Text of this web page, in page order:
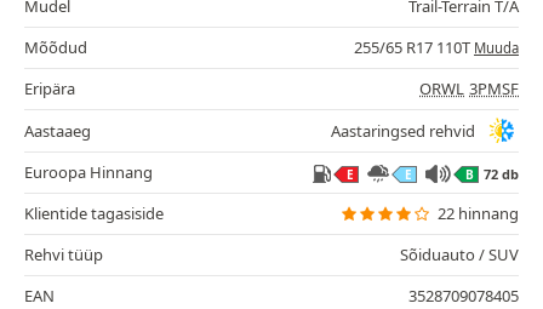
Mudel
Trail-Terrain T/A
Mõõdud
255/65 R17 110T Muuda
Eripära ORWL 3PMSF
Aastaaeg
Aastaringsed rehvid
Euroopa Hinnang
E E B 72 db
Klientide tagasiside
22 hinnang
Rehvi tüüp
Sõiduauto / SUV
EAN
3528709078405